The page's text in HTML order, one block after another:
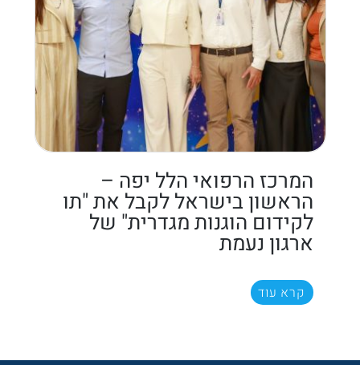
המרכז הרפואי הלל יפה –
הראשון בישראל לקבל את "תו
לקידום הוגנות מגדרית" של
ארגון נעמת
קרא עוד